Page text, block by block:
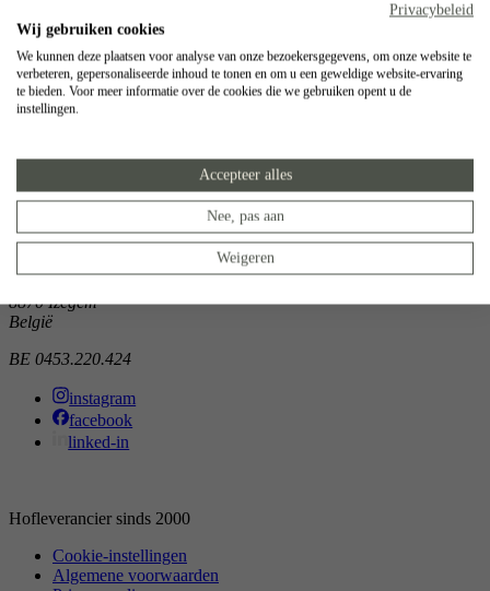
Vakmanschap
Jobs
Collett & Victor
8500 Kortrijk
België
Atelier
8870 Izegem
België
BE 0453.220.424
instagram
facebook
linked-in
Hofleverancier sinds 2000
Cookie-instellingen
Algemene voorwaarden
Privacybeleid
Wij gebruiken cookies
We kunnen deze plaatsen voor analyse van onze bezoekersgegevens, om onze website te
verbeteren, gepersonaliseerde inhoud te tonen en om u een geweldige website-ervaring
te bieden. Voor meer informatie over de cookies die we gebruiken opent u de
instellingen.
Accepteer alles
Nee, pas aan
Weigeren